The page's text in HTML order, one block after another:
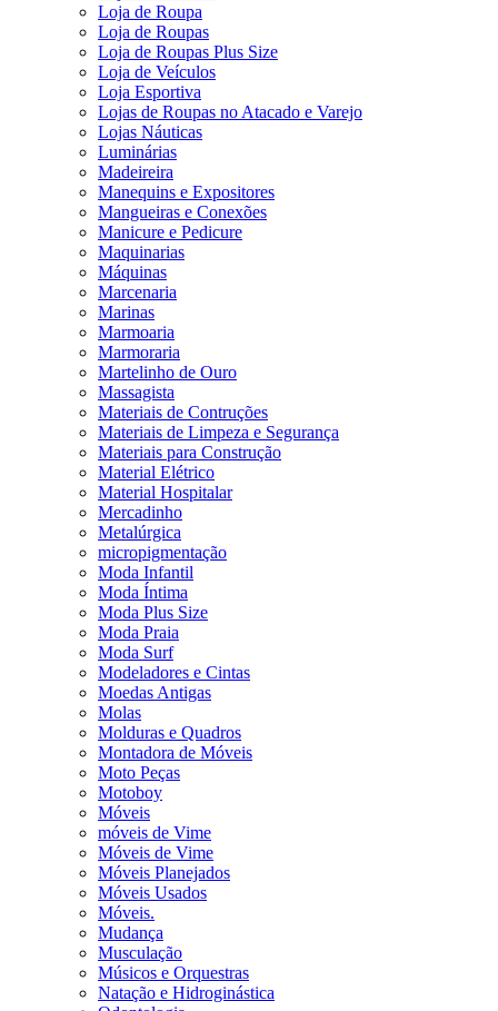
Loja de Roupa
Loja de Roupas
Loja de Roupas Plus Size
Loja de Veículos
Loja Esportiva
Lojas de Roupas no Atacado e Varejo
Lojas Náuticas
Luminárias
Madeireira
Manequins e Expositores
Mangueiras e Conexões
Manicure e Pedicure
Maquinarias
Máquinas
Marcenaria
Marinas
Marmoaria
Marmoraria
Martelinho de Ouro
Massagista
Materiais de Contruções
Materiais de Limpeza e Segurança
Materiais para Construção
Material Elétrico
Material Hospitalar
Mercadinho
Metalúrgica
micropigmentação
Moda Infantil
Moda Íntima
Moda Plus Size
Moda Praia
Moda Surf
Modeladores e Cintas
Moedas Antigas
Molas
Molduras e Quadros
Montadora de Móveis
Moto Peças
Motoboy
Móveis
móveis de Vime
Móveis de Vime
Móveis Planejados
Móveis Usados
Móveis.
Mudança
Musculação
Músicos e Orquestras
Natação e Hidroginástica